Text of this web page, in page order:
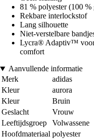
81 % polyester (100 %
Rekbare interlockstof
Lang silhouette
Niet-verstelbare
Lycra® Adaptiv™ voor
comfort
Aanvullende informatie
Merk
adidas
Kleur
aurora
Kleur
Bruin
Geslacht
Vrouw
Leeftijdsgroep
Volwassene
Hoofdmateriaal polyester